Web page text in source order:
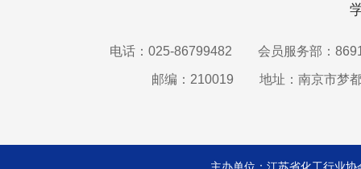
电话：025-86799482 会员服务部：
邮编：210019 地址：南京市梦
主办单位：江苏省化工行业